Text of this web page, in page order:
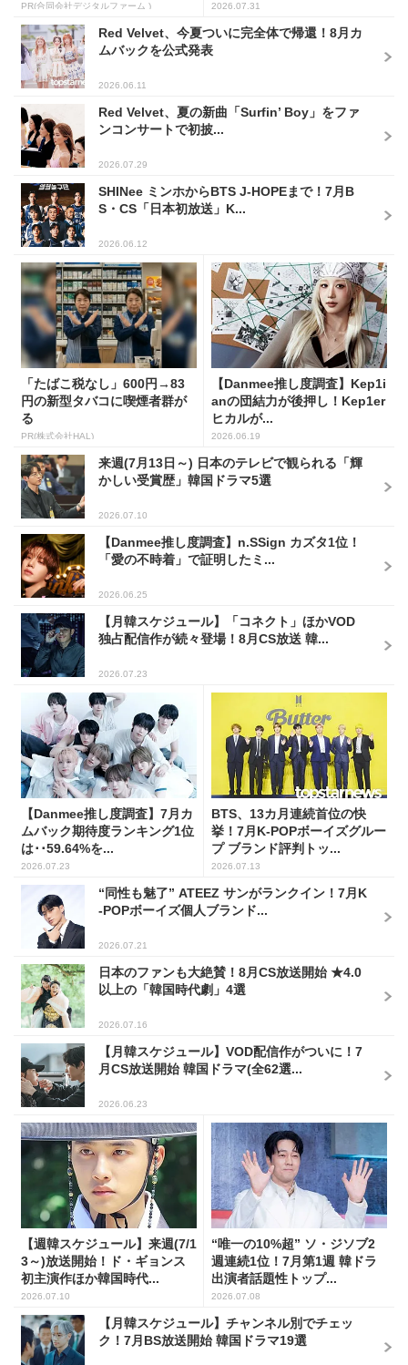
PR(合同会社デジタルファーム ) 2026.07.31
Red Velvet、今夏ついに完全体で帰還！8月カ
ムバックを公式発表
2026.06.11
Red Velvet、夏の新曲「Surfin’ Boy」をファ
ンコンサートで初披...
2026.07.29
SHINee ミンホからBTS J-HOPEまで！7月B
S・CS「日本初放送」K...
2026.06.12
「たばこ税なし」600円→83
円の新型タバコに喫煙者群が
る
PR(株式会社HAL)
【Danmee推し度調査】Kep1i
anの団結力が後押し！Kep1er
ヒカルが...
2026.06.19
来週(7月13日～) 日本のテレビで観られる「輝
かしい受賞歴」韓国ドラマ5選
2026.07.10
【Danmee推し度調査】n.SSign カズタ1位！
「愛の不時着」で証明したミ...
2026.06.25
【月韓スケジュール】「コネクト」ほかVOD
独占配信作が続々登場！8月CS放送 韓...
2026.07.23
【Danmee推し度調査】7月カ
ムバック期待度ランキング1位
は･･59.64%を...
2026.07.23
BTS、13カ月連続首位の快
挙！7月K-POPボーイズグルー
プ ブランド評判トッ...
2026.07.13
“同性も魅了” ATEEZ サンがランクイン！7月K
-POPボーイズ個人ブランド...
2026.07.21
日本のファンも大絶賛！8月CS放送開始 ★4.0
以上の「韓国時代劇」4選
2026.07.16
【月韓スケジュール】VOD配信作がついに！7
月CS放送開始 韓国ドラマ(全62選...
2026.06.23
【週韓スケジュール】来週(7/1
3～)放送開始！ド・ギョンス
初主演作ほか韓国時代...
2026.07.10
“唯一の10%超” ソ・ジソブ2
週連続1位！7月第1週 韓ドラ
出演者話題性トップ...
2026.07.08
【月韓スケジュール】チャンネル別でチェッ
ク！7月BS放送開始 韓国ドラマ19選